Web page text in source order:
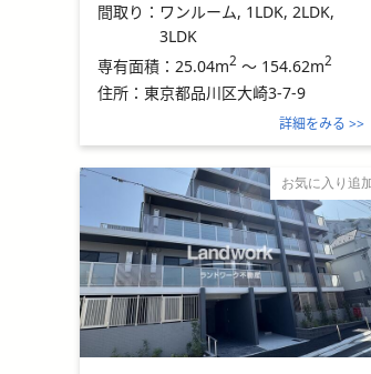
間取り： ワンルーム, 1LDK, 2LDK,
3LDK
専有面積： 25.04m2 ～ 154.62m2
住所： 東京都品川区大崎3-7-9
詳細をみる >>
お気に入り追